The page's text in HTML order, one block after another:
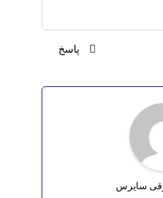
پاسخ
سایرس